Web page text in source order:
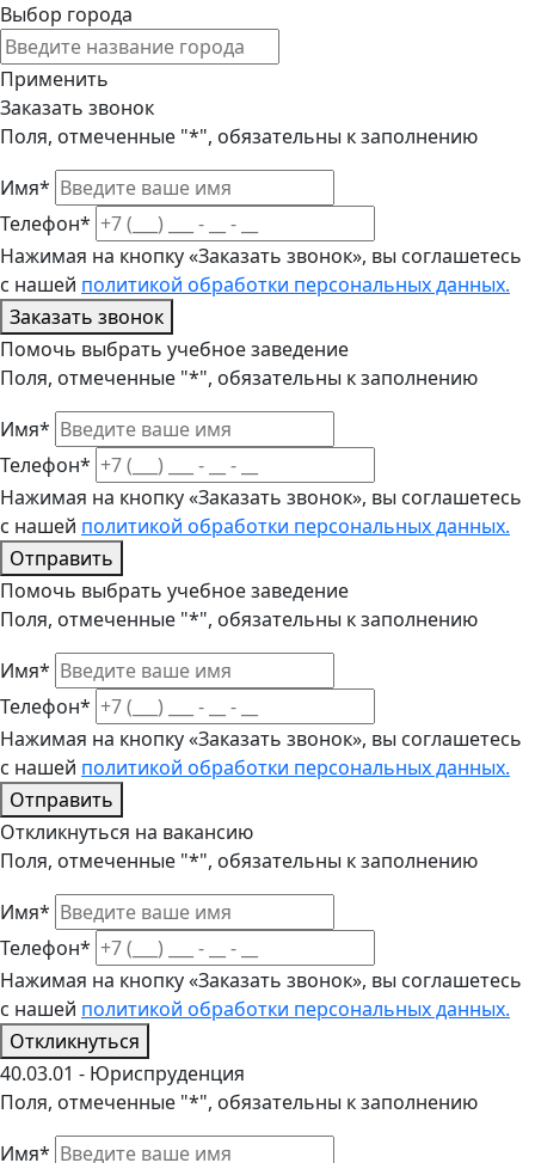
Выбор города
Применить
Заказать звонок
Поля, отмеченные "*", обязательны к заполнению
Имя*
Телефон*
Нажимая на кнопку «Заказать звонок», вы соглашетесь
с нашей политикой обработки персональных данных.
Заказать звонок
Помочь выбрать учебное заведение
Поля, отмеченные "*", обязательны к заполнению
Имя*
Телефон*
Нажимая на кнопку «Заказать звонок», вы соглашетесь
с нашей политикой обработки персональных данных.
Отправить
Помочь выбрать учебное заведение
Поля, отмеченные "*", обязательны к заполнению
Имя*
Телефон*
Нажимая на кнопку «Заказать звонок», вы соглашетесь
с нашей политикой обработки персональных данных.
Отправить
Откликнуться на вакансию
Поля, отмеченные "*", обязательны к заполнению
Имя*
Телефон*
Нажимая на кнопку «Заказать звонок», вы соглашетесь
с нашей политикой обработки персональных данных.
Откликнуться
40.03.01 - Юриспруденция
Поля, отмеченные "*", обязательны к заполнению
Имя*